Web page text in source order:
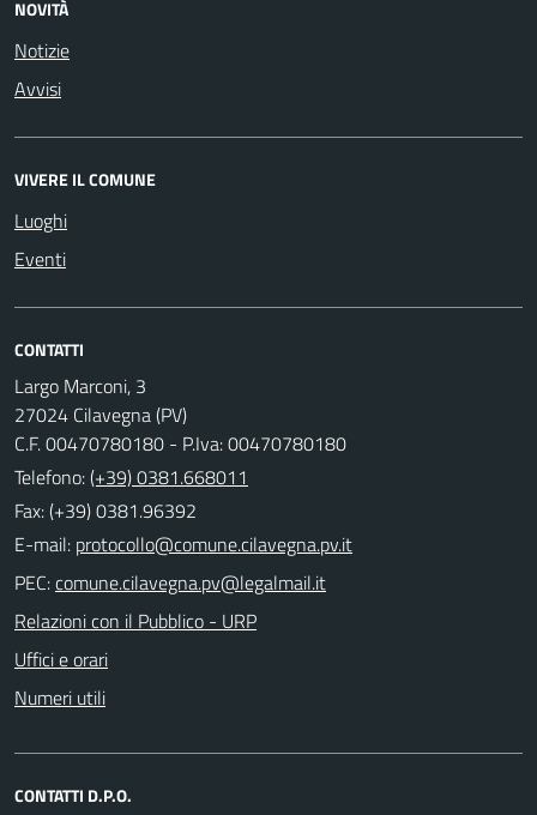
NOVITÀ
Notizie
Avvisi
VIVERE IL COMUNE
Luoghi
Eventi
CONTATTI
Largo Marconi, 3
27024 Cilavegna (PV)
C.F. 00470780180 - P.Iva: 00470780180
Telefono:(+39) 0381.668011
Fax: (+39) 0381.96392
E-mail:
PEC:
Relazioni con il Pubblico - URP
Uffici e orari
Numeri utili
CONTATTI D.P.O.